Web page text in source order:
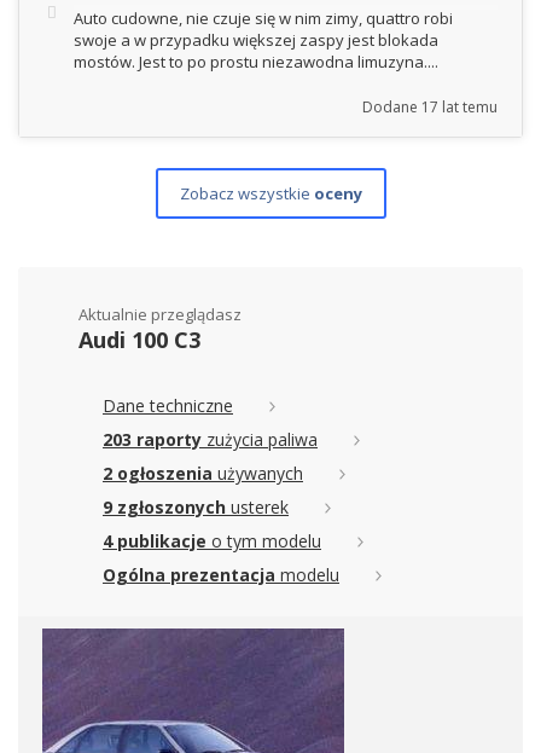
Auto cudowne, nie czuje się w nim zimy, quattro robi
swoje a w przypadku większej zaspy jest blokada
mostów. Jest to po prostu niezawodna limuzyna....
Dodane 17 lat temu
Zobacz wszystkie oceny
Aktualnie przeglądasz
Audi 100 C3
Dane techniczne
203 raporty zużycia paliwa
2 ogłoszenia używanych
9 zgłoszonych usterek
4 publikacje o tym modelu
Ogólna prezentacja modelu